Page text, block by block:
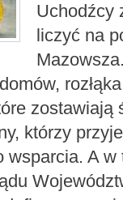
Uchodźcy
liczyć na
zostawiają
którzy
A w